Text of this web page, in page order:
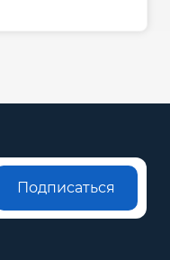
Подписаться